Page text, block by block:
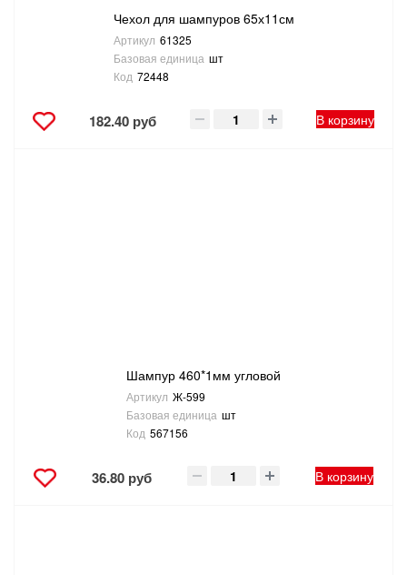
Чехол для шампуров 65х11см
Артикул 61325
Базовая единица шт
Код 72448
182.40 руб В корзину
Шампур 460*1мм угловой
Артикул Ж-599
Базовая единица шт
Код 567156
36.80 руб В корзину